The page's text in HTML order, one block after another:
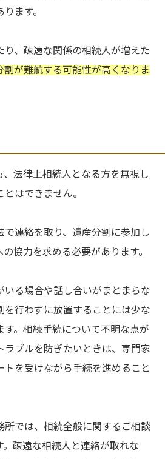
ます。
、疎遠な関係の相続人が増えた
割が難航する可能性が高くなりま
法律上相続人となる方を無視し
はできません。
連絡を取り、遺産分割に参加し
協力を求める必要があります。
いる場合や話し合いがまとまらな
を行わずに放置することには少な
。相続手続について不明な点が
ラブルを防ぎたいときは、専門家
を受けながら手続を進めること
所では、相続全般に関するご相談
疎遠な相続人と連絡が取れな